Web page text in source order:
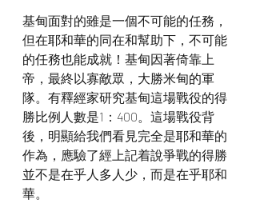
基甸面對的雖是一個不可能的任務，
但在耶和華的同在和幫助下，不可能
的任務也能成就！基甸因著倚靠上
帝，最終以寡敵眾，大勝米甸的軍
隊。有釋經家研究基甸這場戰役的得
勝比例人數是1：400。這場戰役背
後，明顯給我們看見完全是耶和華的
作為，應驗了經上記着說爭戰的得勝
並不是在乎人多人少，而是在乎耶和
華。